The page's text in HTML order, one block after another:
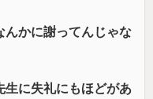
んかに謝ってんじゃな
生に失礼にもほどがあ